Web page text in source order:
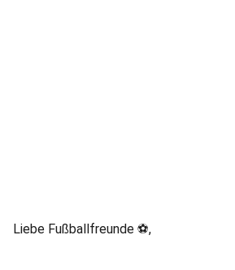
Liebe Fußballfreunde ⚽️,